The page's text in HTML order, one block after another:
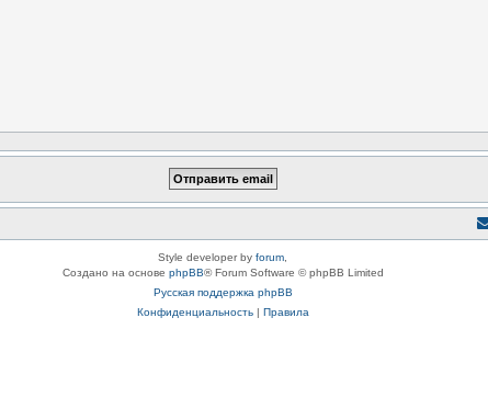
Style developer by forum
Создано на основе phpBB® Forum Software © phpBB Limited
Русская поддержка phpBB
Конфиденциальность| Правила